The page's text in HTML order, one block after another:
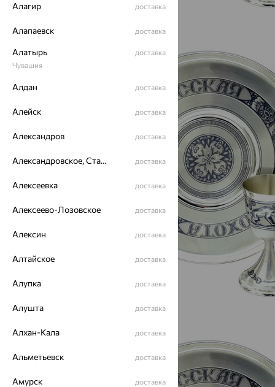
Алагир доставка
Алапаевск доставка
Алатырь
Чувашия
доставка
Алдан доставка
Алейск доставка
Александров доставка
Александровское, Ставропольский край доставка
Алексеевка доставка
Алексеево-Лозовское доставка
Алексин доставка
Алтайское доставка
Алупка доставка
Алушта доставка
Алхан-Кала доставка
Альметьевск доставка
Амурск доставка